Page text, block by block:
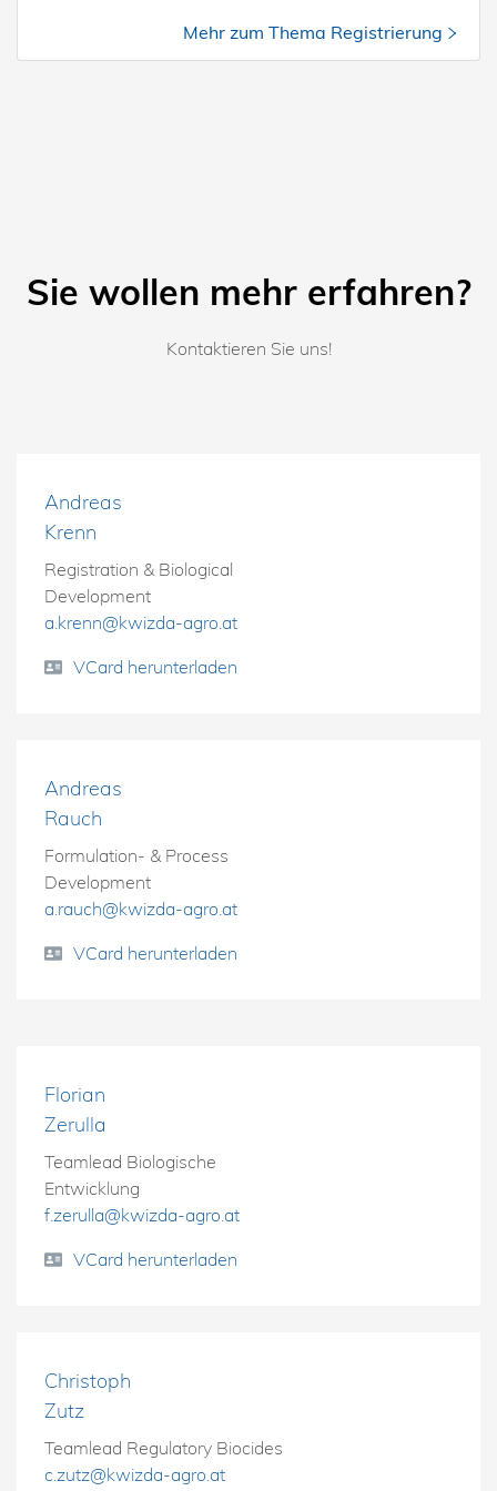
Mehr zum Thema Registrierung
Sie wollen mehr erfahren?
Kontaktieren Sie uns!
Andreas
Krenn
Registration & Biological
Development
a.krenn@kwizda-agro.at
VCard herunterladen
Andreas
Rauch
Formulation- & Process
Development
a.rauch@kwizda-agro.at
VCard herunterladen
Florian
Zerulla
Teamlead Biologische
Entwicklung
f.zerulla@kwizda-agro.at
VCard herunterladen
Christoph
Zutz
Teamlead Regulatory Biocides
c.zutz@kwizda-agro.at